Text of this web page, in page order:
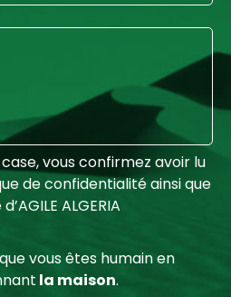
vous confirmez avoir lu
de confidentialité ainsi que
ALGERIA
vous êtes humain en
la maison.